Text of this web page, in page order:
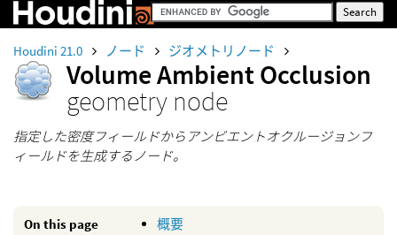
Houdini 21.0 ノード ジオメトリノード
Volume Ambient Occlusion
geometry node
指定した密度フィールドからアンビエントオクルージョンフ
ィールドを生成するノード。
On this page
概要